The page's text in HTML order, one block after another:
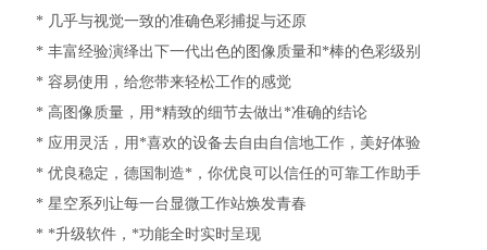
* 几乎与视觉一致的准确色彩捕捉与还原
* 丰富经验演绎出下一代出色的图像质量和*棒的色彩级别
* 容易使用，给您带来轻松工作的感觉
* 高图像质量，用*精致的细节去做出*准确的结论
* 应用灵活，用*喜欢的设备去自由自信地工作，美好体验
* 优良稳定，德国制造*，你优良可以信任的可靠工作助手
* 星空系列让每一台显微工作站焕发青春
* *升级软件，*功能全时实时呈现